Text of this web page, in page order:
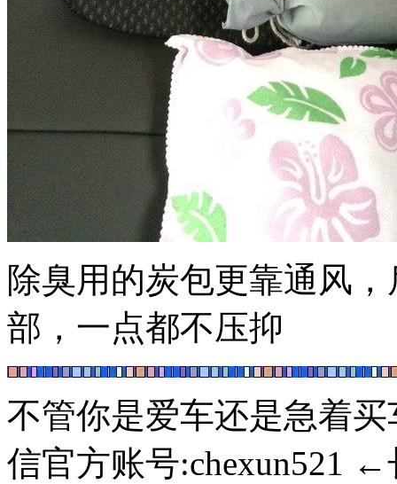
除臭用的炭包更靠通风
部，一点都不压抑
不管你是爱车还是急着
信官方账号:chexun521